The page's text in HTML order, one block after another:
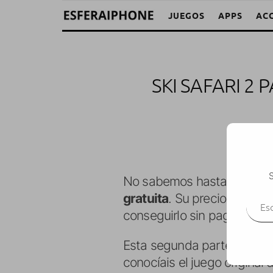
JUEGOS APPS
SKI SAFARI 2
No sabemos hasta
gratuita. Su precio
conseguirlo sin pagar
Esta segunda parte del
conocíais el juego original